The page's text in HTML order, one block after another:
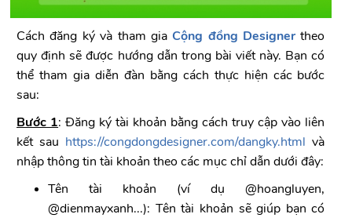
Cách đăng ký và tham gia Cộng đồng Designertheo
quy định sẽ được hướng dẫn trong bài viết này. Bạn có
thể tham gia diễn đàn bằng cách thực hiện các bước
sau:
Bước 1: Đăng ký tài khoản bằng cách truy cập vào liên
kết sau https://congdongdesigner.com/dangky.html và
nhập thông tin tài khoản theo các mục chỉ dẫn dưới đây:
Tên tài khoản (ví dụ @hoangluyen,
@dienmayxanh...): Tên tài khoản sẽ giúp bạn có